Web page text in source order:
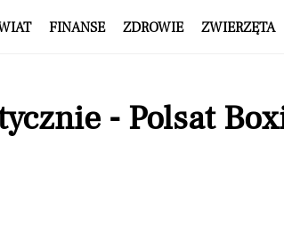
FINANSE ZDROWIE ZWIERZĘTA
- Polsat